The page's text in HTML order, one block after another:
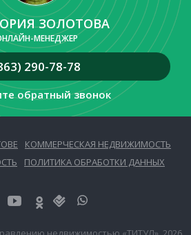
ЗОЛОТОВА
МЕНЕДЖЕР
290-78-78
обратный звонок
КОММЕРЧЕСКАЯ НЕДВИЖИМОСТЬ
ПОЛИТИКА ОБРАБОТКИ ДАННЫХ